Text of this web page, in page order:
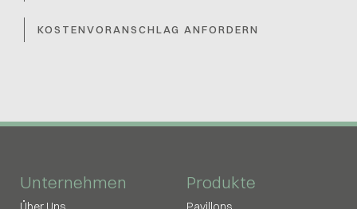
KOSTENVORANSCHLAG ANFORDERN
Unternehmen Produkte